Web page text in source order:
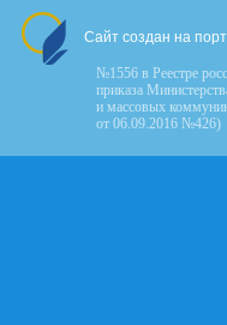
Сайт создан на
№1556 в Реестре
приказа
и массовых
от 06.09.2016 №426)